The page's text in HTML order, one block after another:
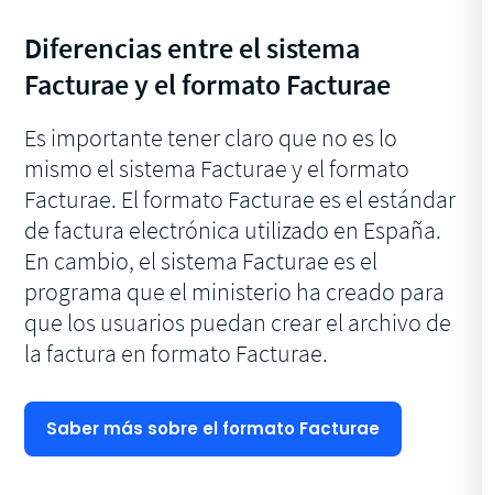
Diferencias entre el sistema
Facturae y el formato Facturae
Es importante tener claro que no es lo
mismo el sistema Facturae y el formato
Facturae. El formato Facturae es el estándar
de factura electrónica utilizado en España.
En cambio, el sistema Facturae es el
programa que el ministerio ha creado para
que los usuarios puedan crear el archivo de
la factura en formato Facturae.
Saber más sobre el formato Facturae